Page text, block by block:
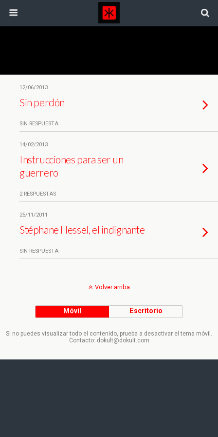
12/06/2013
Sin perdón
SIN RESPUESTA
14/02/2013
Instrucciones para ser un
guerrero
2 RESPUESTAS
25/11/2011
Stéphane Hessel, el indignante
SIN RESPUESTA
Volver arriba
Móvil Escritorio
Si no puedes visualizar todo el contenido, prueba a desactivar el tema móvil.
Contacto: dokult@dokult.com